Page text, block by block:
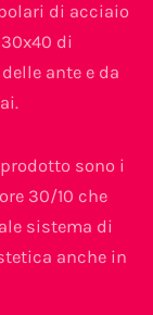
di acciaio
di
ante e da
sono i
30/10 che
sistema di
anche in